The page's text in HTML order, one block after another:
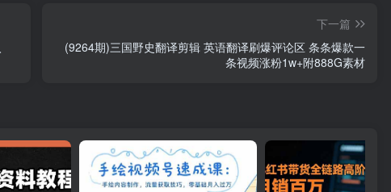
下一篇
(9264期)三国野史翻译剪辑 英语翻译刷爆评论区 条条爆款一
条视频涨粉1w+附888G素材